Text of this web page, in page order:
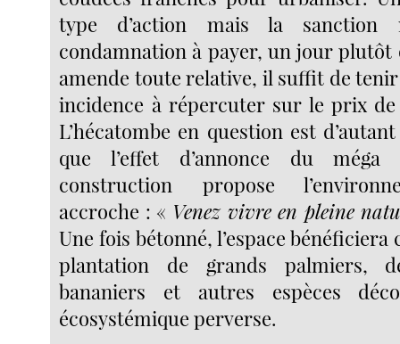
type d’action mais la sanction
condamnation à payer, un jour plutôt
amende toute relative, il suffit de
incidence à répercuter sur le prix de
L’hécatombe en question est
que l’effet d’annonce du méga
construction propose
accroche : « Venez vivre en pleine
Une fois bétonné, l’espace bénéficiera
plantation de grands palmiers,
bananiers et autres espèces
écosystémique perverse.